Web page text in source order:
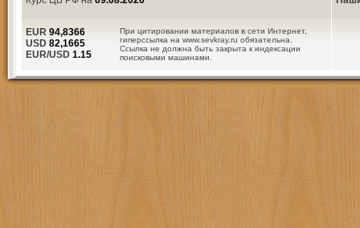
При цитировании материалов в сети Интернет,
гиперссылка на www.sevkray.ru обязательна.
Ссылка не должна быть закрыта к индексации
поисковыми машинами.
EUR 94,8366
USD 82,1665
EUR/USD 1.15